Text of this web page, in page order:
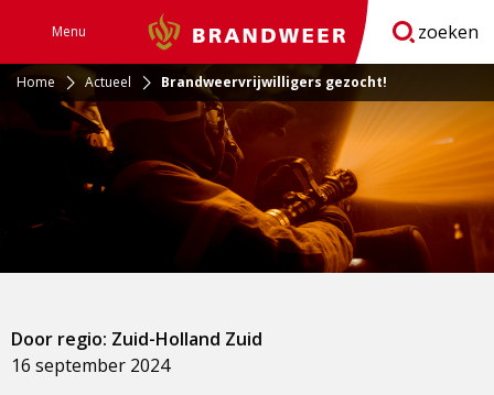
Menu Brandweer zoeken
Home Actueel Brandweervrijwilligers gezocht!
16 september 2024
Door regio: Zuid-Holland Zuid